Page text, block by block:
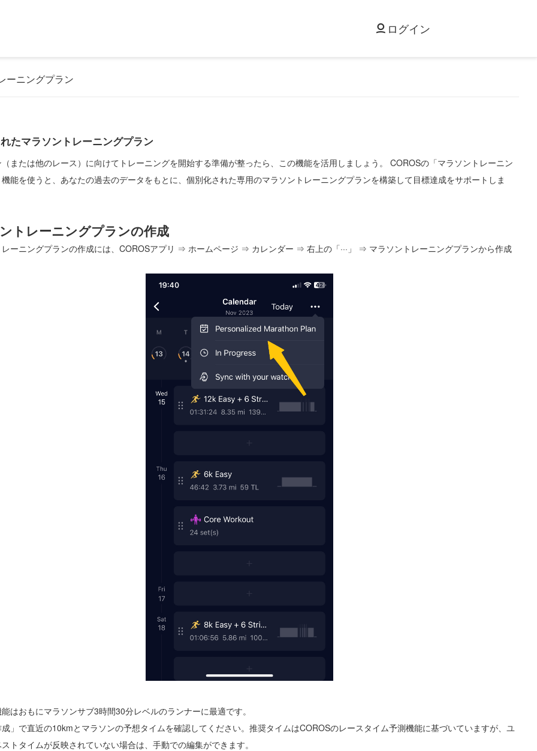
ログイン
ーニングプラン
たマラソントレーニングプラン
または他のレース）に向けてトレーニングを開始する準備が整ったら、この機能を活用しましょう。 COROSの「マラソントレーニン
能を使うと、あなたの過去のデータをもとに、個別化された専用のマラソントレーニングプランを構築して目標達成をサポートしま
トレーニングプランの作成
ーニングプランの作成には、COROSアプリ ⇒ ホームページ ⇒ カレンダー ⇒ 右上の「···」 ⇒ マラソントレーニングプランから作成
はおもにマラソンサブ3時間30分レベルのランナーに最適です。
」で直近の10kmとマラソンの予想タイムを確認してください。推奨タイムはCOROSのレースタイム予測機能に基づいていますが、ユ
トタイムが反映されていない場合は、手動での編集ができます。